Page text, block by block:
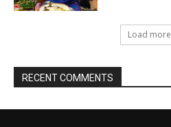
Load more
RECENT COMMENTS